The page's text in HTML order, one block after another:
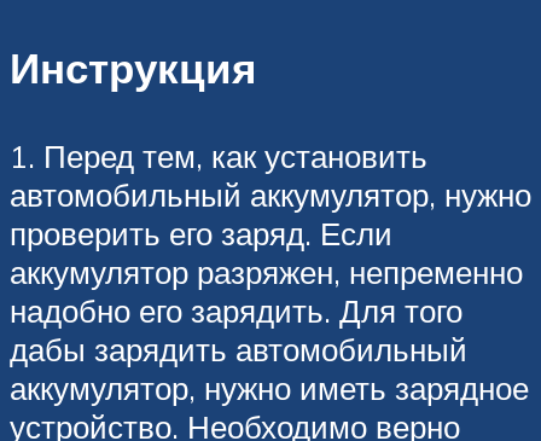
Инструкция
1. Перед тем, как установить
автомобильный аккумулятор, нужно
проверить его заряд. Если
аккумулятор разряжен, непременно
надобно его зарядить. Для того
дабы зарядить автомобильный
аккумулятор, нужно иметь зарядное
устройство. Необходимо верно